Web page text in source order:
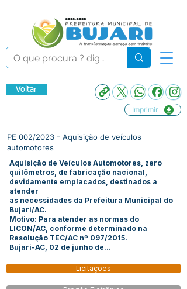
Voltar
Imprimir
PE 002/2023 - Aquisição de veículos
automotores
Aquisição de Veículos Automotores, zero
quilômetros, de fabricação nacional,
devidamente emplacados, destinados a
atender
as necessidades da Prefeitura Municipal do
Bujari/AC.
Motivo: Para atender as normas do
LICON/AC, conforme determinado na
Resolução TEC/AC nº 097/2015.
Bujari-AC, 02 de junho de...
Licitações